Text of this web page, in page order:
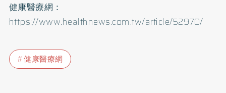
健康醫療網：
https://www.healthnews.com.tw/article/52970/
健康醫療網